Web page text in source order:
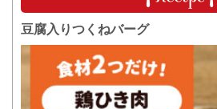
豆腐入りつくねバーグ